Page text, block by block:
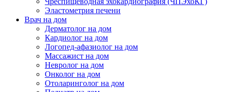
Эластометрия печени
Врач на дом
Дерматолог на дом
Кардиолог на дом
Логопед-афазиолог на дом
Массажист на дом
Невролог на дом
Онколог на дом
Отоларинголог на дом